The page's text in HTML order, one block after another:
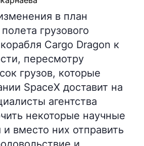
в план
грузового
Cargo Dragon к
пересмотру
грузов, которые
SpaceX доставит на
агентства
некоторые научные
вместо них отправить